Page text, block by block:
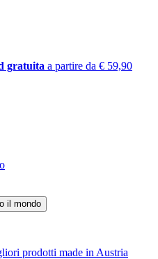
gratuita a partire da € 59,90
prodotti made in Austria